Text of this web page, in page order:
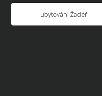
ubytování Žacléř